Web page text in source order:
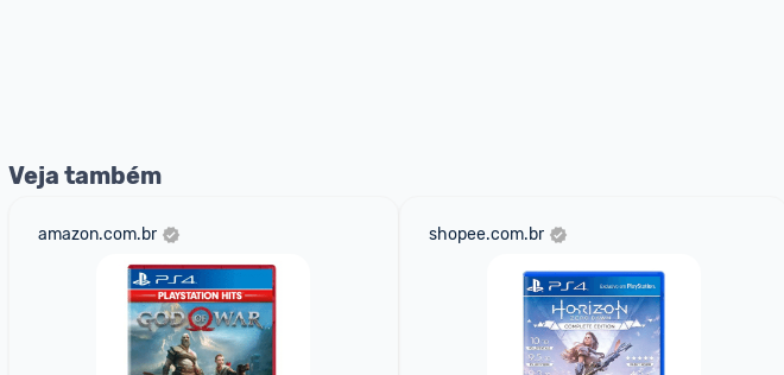
Veja também
amazon.com.br shopee.com.br